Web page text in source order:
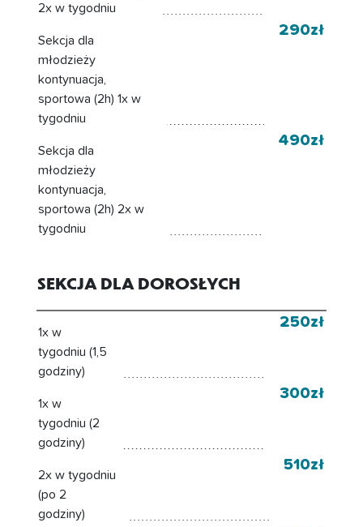
2x w tygodniu
Sekcja dla
młodzieży
kontynuacja,
sportowa (2h) 1x w
tygodniu
290zł
Sekcja dla
młodzieży
kontynuacja,
sportowa (2h) 2x w
tygodniu
490zł
SEKCJA DLA DOROSŁYCH
1x w
tygodniu (1,5
godziny)
250zł
1x w
tygodniu (2
godziny)
300zł
2x w tygodniu
(po 2
godziny)
510zł